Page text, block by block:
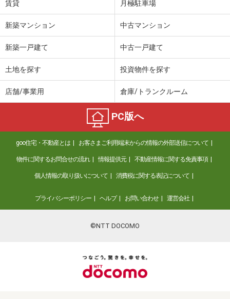
賃貸 月極駐車場
新築マンション 中古マンション
新築一戸建て 中古一戸建て
土地を探す 投資物件を探す
店舗/事業用 倉庫/トランクルーム
PC版へ
goo住宅・不動産とは お客さまご利用端末からの情報の外部送信について
物件に関するお問合せの流れ 情報提供元 不動産情報に関する免責事項
個人情報の取り扱いについて 消費税に関する表記について
プライバシーポリシー ヘルプ お問い合わせ 運営会社
©NTT DOCOMO